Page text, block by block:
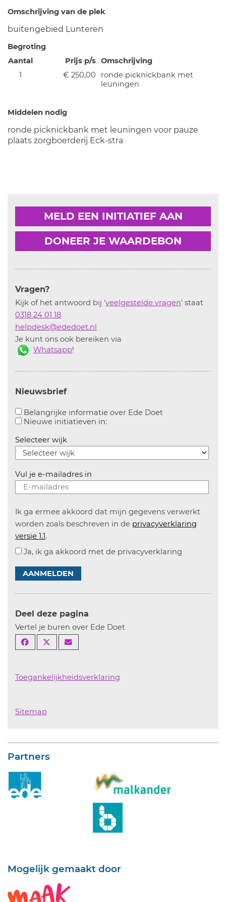
Omschrijving van de plek
buitengebied Lunteren
Begroting
Aantal
Prijs p/s Omschrijving
1
€ 250,00
ronde picknickbank met
leuningen
Middelen nodig
ronde picknickbank met leuningen voor pauze
plaats zorgboerderij Eck-stra
MELD EEN INITIATIEF AAN
DONEER JE WAARDEBON
Vragen?
Kijk of het antwoord bij 'veelgestelde vragen' staat
0318 24 01 18
helpdesk@ededoet.nl
Je kunt ons ook bereiken via
Whatsapp!
Nieuwsbrief
Belangrijke informatie over Ede Doet
Nieuwe initiatieven in:Aanvinken om informatie over
Selecteer wijk
Vul je e-mailadres in
Ik ga ermee akkoord dat mijn gegevens verwerkt
worden zoals beschreven in de privacyverklaring
versie 1.1.
Ja, ik ga akkoord met de privacyverklaring
AANMELDEN
Deel deze pagina
Vertel je buren over Ede Doet
Toegankelijkheidsverklaring
Sitemap
Partners
Mogelijk gemaakt door